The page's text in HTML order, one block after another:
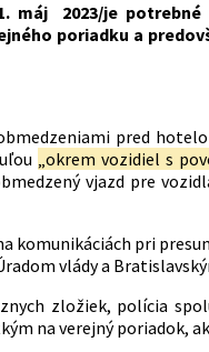
máj 2023/je
poriadku a
pred
„okrem vozidiel s
vjazd pre
pri
vlády a
zložiek, polícia
na verejný poriadok,